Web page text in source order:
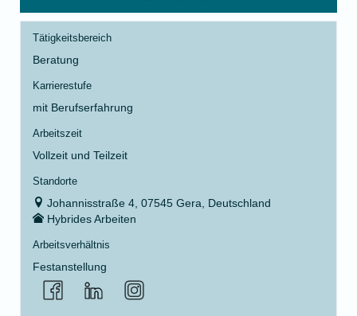
Tätigkeitsbereich
Beratung
Karrierestufe
mit Berufserfahrung
Arbeitszeit
Vollzeit und Teilzeit
Standorte
Johannisstraße 4, 07545 Gera, Deutschland
Hybrides Arbeiten
Arbeitsverhältnis
Festanstellung